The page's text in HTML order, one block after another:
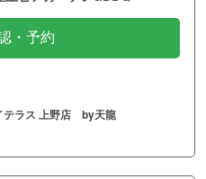
・予約
テラス 上野店 by天龍